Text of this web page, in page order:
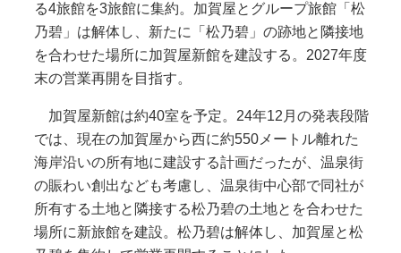
る4旅館を3旅館に集約。加賀屋とグループ旅館「松
乃碧」は解体し、新たに「松乃碧」の跡地と隣接地
を合わせた場所に加賀屋新館を建設する。2027年度
末の営業再開を目指す。
加賀屋新館は約40室を予定。24年12月の発表段階
では、現在の加賀屋から西に約550メートル離れた
海岸沿いの所有地に建設する計画だったが、温泉街
の賑わい創出なども考慮し、温泉街中心部で同社が
所有する土地と隣接する松乃碧の土地とを合わせた
場所に新旅館を建設。松乃碧は解体し、加賀屋と松